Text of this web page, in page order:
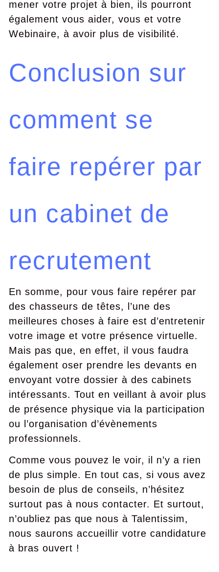
mener votre projet à bien, ils pourront
également vous aider, vous et votre
Webinaire, à avoir plus de visibilité.
Conclusion sur
comment se
faire repérer par
un cabinet de
recrutement
En somme, pour vous faire repérer par
des chasseurs de têtes, l’une des
meilleures choses à faire est d’entretenir
votre image et votre présence virtuelle.
Mais pas que, en effet, il vous faudra
également oser prendre les devants en
envoyant votre dossier à des cabinets
intéressants. Tout en veillant à avoir plus
de présence physique via la participation
ou l’organisation d’évènements
professionnels.
Comme vous pouvez le voir, il n’y a rien
de plus simple. En tout cas, si vous avez
besoin de plus de conseils, n’hésitez
surtout pas à nous contacter. Et surtout,
n’oubliez pas que nous à Talentissim,
nous saurons accueillir votre candidature
à bras ouvert !